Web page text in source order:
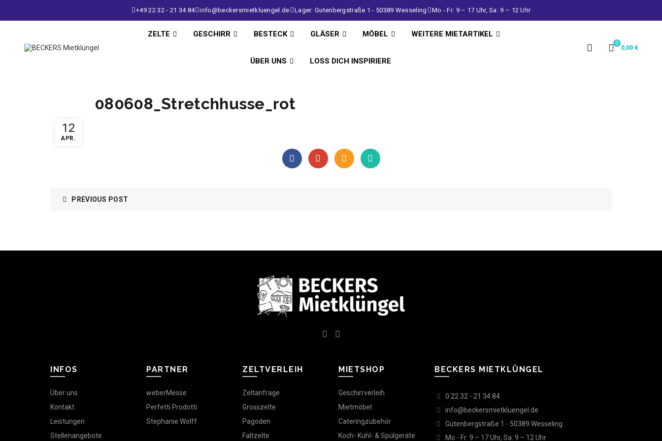
+49 22 32 - 21 34 84 info@beckersmietkluengel.de Lager: Gutenbergstraße 1 - 50389 Wesseling Mo - Fr: 9 – 17 Uhr, Sa: 9 – 12 Uhr
ZELTE GESCHIRR BESTECK GLÄSER MÖBEL WEITERE MIETARTIKEL
ÜBER UNS LOSS DICH INSPIRIERE
0
0,00 €
12
APR.
080608_Stretchhusse_rot
PREVIOUS POST
INFOS
Über uns
Kontakt
Leistungen
Stellenangebote
PARTNER
weberMesse
Perfetti Prodotti
Stephanie Wolff
ZELTVERLEIH
Zeltanfrage
Grosszelte
Pagoden
Faltzelte
MIETSHOP
Geschirrverleih
Mietmöbel
Cateringzubehör
Koch- Kühl- & Spülgeräte
BECKERS MIETKLÜNGEL
0 22 32 - 21 34 84
info@beckersmietkluengel.de
Gutenbergstraße 1 - 50389 Wesseling
Mo - Fr: 9 – 17 Uhr, Sa: 9 – 12 Uhr